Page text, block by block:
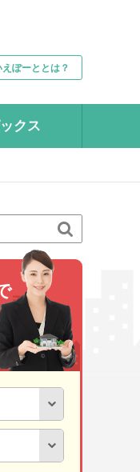
えぽーととは？
クス
